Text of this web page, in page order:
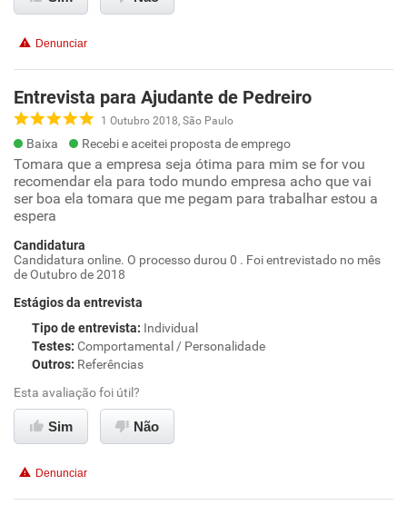
Denunciar
Entrevista para Ajudante de Pedreiro
1 Outubro 2018, São Paulo
Baixa Recebi e aceitei proposta de emprego
Tomara que a empresa seja ótima para mim se for vou
recomendar ela para todo mundo empresa acho que vai
ser boa ela tomara que me pegam para trabalhar estou a
espera
Candidatura
Candidatura online. O processo durou 0 . Foi entrevistado no mês
de Outubro de 2018
Estágios da entrevista
Tipo de entrevista: Individual
Testes: Comportamental / Personalidade
Outros: Referências
Esta avaliação foi útil?
Sim Não
Denunciar